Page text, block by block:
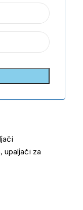
, upaljači za